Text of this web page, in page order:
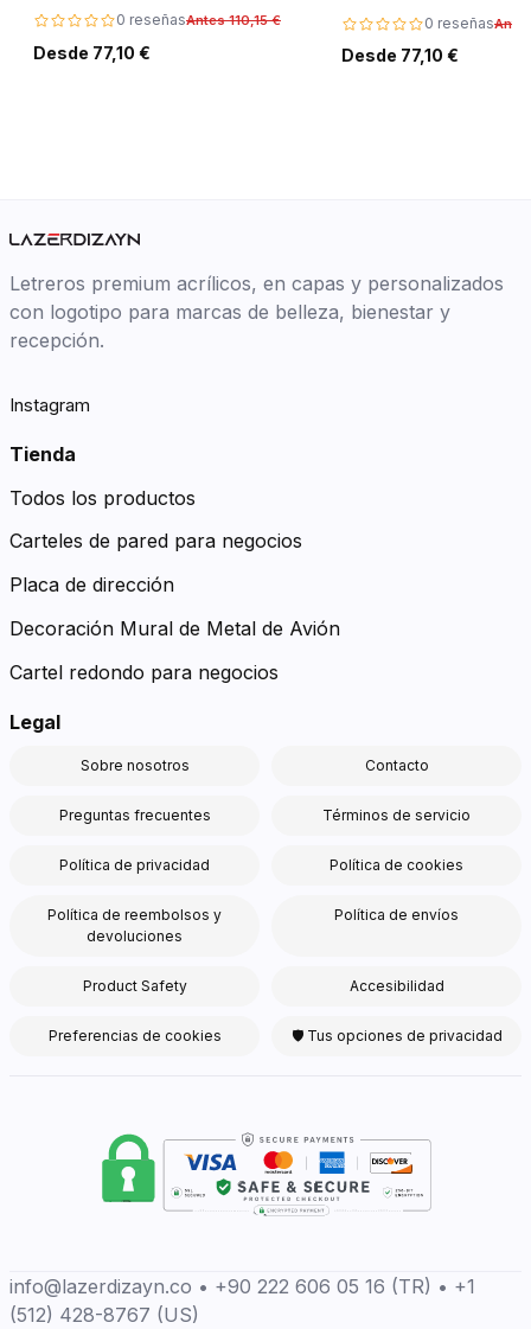
0 reseñasAntes 110,15 €
Desde 77,10 €
0 reseñas
Desde 77,10 €
Letreros premium acrílicos, en capas y personalizados
con logotipo para marcas de belleza, bienestar y
recepción.
Instagram
Tienda
Todos los productos
Carteles de pared para negocios
Placa de dirección
Decoración Mural de Metal de Avión
Cartel redondo para negocios
Legal
Sobre nosotros Contacto
Preguntas frecuentes Términos de servicio
Política de privacidad Política de cookies
Política de reembolsos y
devoluciones
Política de envíos
Product Safety Accesibilidad
Preferencias de cookies 🛡 Tus opciones de privacidad
info@lazerdizayn.co • +90 222 606 05 16 (TR) • +1
(512) 428-8767 (US)